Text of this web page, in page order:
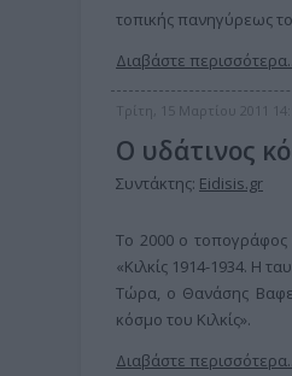
τοπικής πανηγύρεως
Διαβάστε
Τρίτη, 15 Μαρτίου 2011
Ο υδάτινος
Συντάκτης: Eidisis.gr
Το 2000 ο τοπογράφος
«Κιλκίς 1914-1934. Η
Τώρα, ο Θανάσης
κόσμο του Κιλκίς».
Διαβάστε